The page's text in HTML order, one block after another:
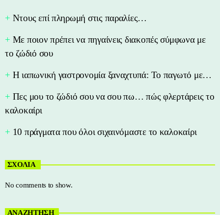
Nτους επί πληρωμή στις παραλίες…
Με ποιον πρέπει να πηγαίνεις διακοπές σύμφωνα με
το ζώδιό σου
Η ιαπωνική γαστρονομία ξαναχτυπά: Το παγωτό με…
Πες μου το ζώδιό σου να σου πω… πώς φλερτάρεις το
καλοκαίρι
10 πράγματα που όλοι σιχαινόμαστε το καλοκαίρι
ΣΧΟΛΙΑ
No comments to show.
ΑΝΑΖΗΤΗΣΗ